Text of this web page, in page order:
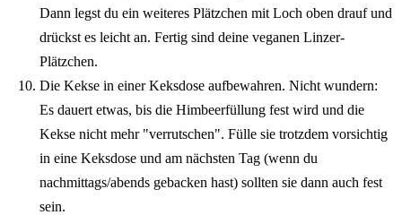
Dann legst du ein weiteres Plätzchen mit Loch oben drauf und
drückst es leicht an. Fertig sind deine veganen Linzer-
Plätzchen.
Die Kekse in einer Keksdose aufbewahren. Nicht wundern:
Es dauert etwas, bis die Himbeerfüllung fest wird und die
Kekse nicht mehr "verrutschen". Fülle sie trotzdem vorsichtig
in eine Keksdose und am nächsten Tag (wenn du
nachmittags/abends gebacken hast) sollten sie dann auch fest
sein.